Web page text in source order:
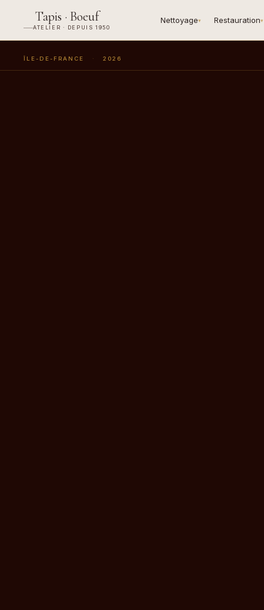
Tapis · Boeuf
ATELIER · DEPUIS 1950
Nettoyage▾ Restauration▾
ÎLE-DE-FRANCE · 2026